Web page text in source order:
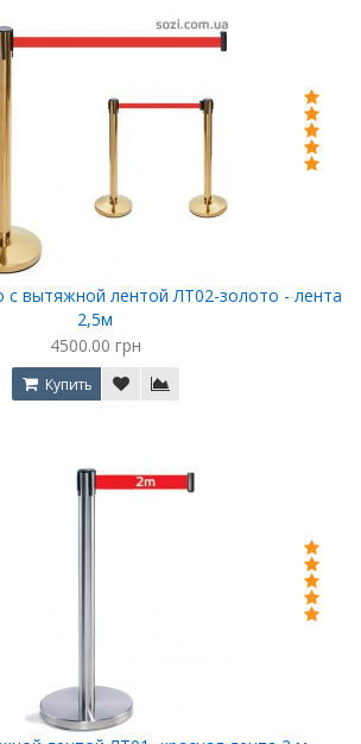
с вытяжной лентой ЛТ02-золото - лента
2,5м
4500.00 грн
Купить